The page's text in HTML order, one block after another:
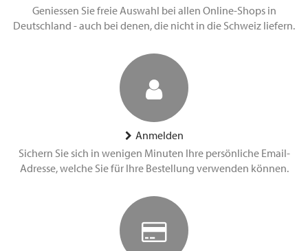
Geniessen Sie freie Auswahl bei allen Online-Shops in
Deutschland - auch bei denen, die nicht in die Schweiz liefern.
Anmelden
Sichern Sie sich in wenigen Minuten Ihre persönliche Email-
Adresse, welche Sie für Ihre Bestellung verwenden können.